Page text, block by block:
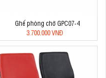
Ghế phòng chờ GPC07-4
3.700.000 VNĐ